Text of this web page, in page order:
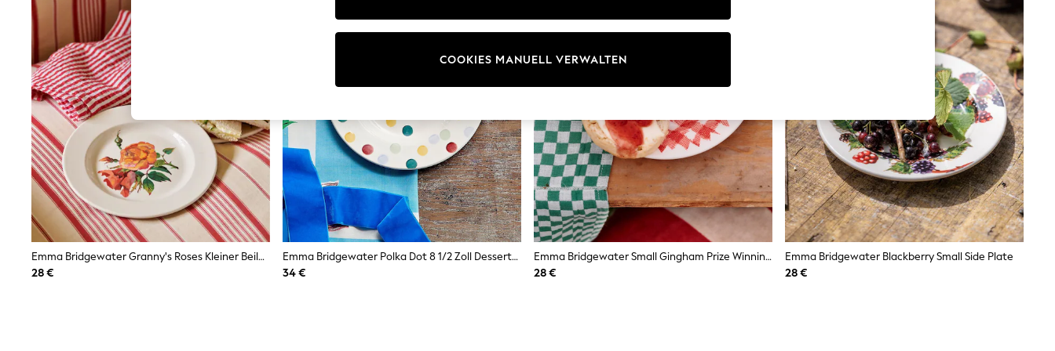
Sunglasses
Men's Holiday Shop
All Swimwear
Accessories
Bags & Luggage
Footwear
Hats
Linen Collection
Loafers
Polo Shirts
Sandals & Flipflops
Shirts
Shorts
Sunglasses
T-Shirts
Vests
Boys Holiday Shop
Emma Bridgewater Granny's Roses Kleiner Beilagenteller, 6,5 Zoll
28 €
Emma Bridgewater Polka Dot 8 1/2 Zoll Dessertteller
34 €
Emma Bridgewater Small Gingham Prize Winning Side Plate, 6.5 Inch
28 €
Emma Bridgewater Blackberry Small Side Plate
28 €
COOKIES MANUELL VERWALTEN